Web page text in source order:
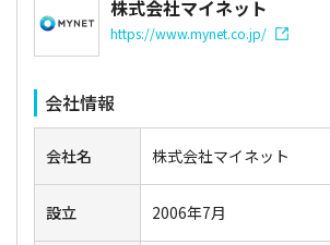
株式会社マイネット
https://www.mynet.co.jp/
会社情報
会社名 株式会社マイネット
設立 2006年7月